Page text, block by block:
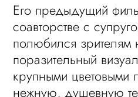
Его предыдущий
соавторстве с
полюбился зрителям
поразительный
крупными цветовыми
нежную, душевную